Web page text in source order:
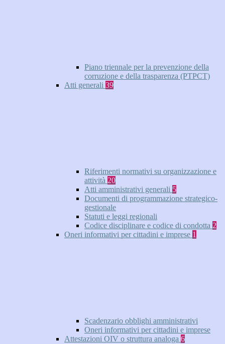
Piano triennale per la prevenzione della
corruzione e della trasparenza (PTPCT)
Atti generali 39
Riferimenti normativi su organizzazione e
attività 20
Atti amministrativi generali 5
Documenti di programmazione strategico-
gestionale
Statuti e leggi regionali
Codice disciplinare e codice di condotta 2
Oneri informativi per cittadini e imprese 1
Scadenzario obblighi amministrativi
Oneri informativi per cittadini e imprese
Attestazioni OIV o struttura analoga 6